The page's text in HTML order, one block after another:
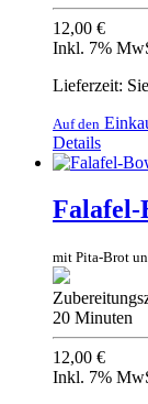
12,00 €
Inkl. 7%
Lieferzeit:
Auf den
Details
Falafel-
mit Pita-Brot
20 Minuten
12,00 €
Inkl. 7%